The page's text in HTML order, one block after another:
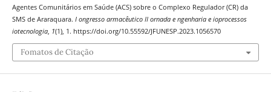
Agentes Comunitários em Saúde (ACS) sobre o Complexo Regulador (CR) da
SMS de Araraquara. I ongresso armacêutico II ornada e ngenharia e ioprocessos
iotecnologia, 1(1), 1. https://doi.org/10.55592/JFUNESP.2023.1056570
Fomatos de Citação